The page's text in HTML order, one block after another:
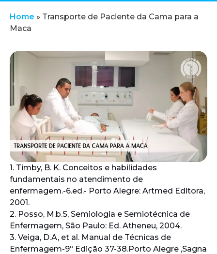
Home » Transporte de Paciente da Cama para a
Maca
1. Timby, B. K. Conceitos e habilidades
fundamentais no atendimento de
enfermagem.-6.ed.- Porto Alegre: Artmed Editora,
2001.
2. Posso, M.b.S, Semiologia e Semiotécnica de
Enfermagem, São Paulo: Ed. Atheneu, 2004.
3. Veiga, D.A, et al. Manual de Técnicas de
Enfermagem-9º Edição 37-38.Porto Alegre ,Sagna